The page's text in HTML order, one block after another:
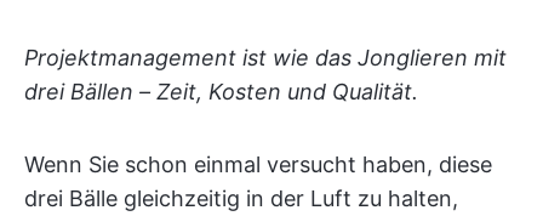
Projektmanagement ist wie das Jonglieren mit
drei Bällen – Zeit, Kosten und Qualität.
Wenn Sie schon einmal versucht haben, diese
drei Bälle gleichzeitig in der Luft zu halten,